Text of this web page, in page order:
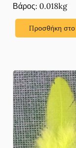
Βάρος: 0.018kg
Προσθήκη στο